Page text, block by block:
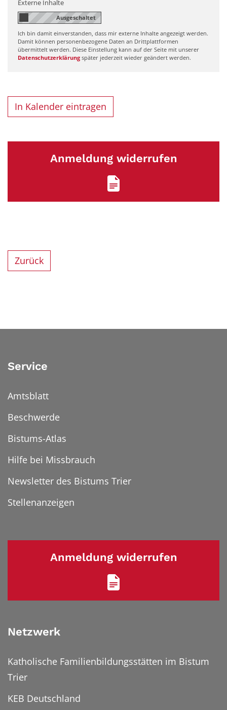
Externe Inhalte
Ich bin damit einverstanden, dass mir externe Inhalte angezeigt werden.
Damit können personenbezogene Daten an Drittplattformen
übermittelt werden. Diese Einstellung kann auf der Seite mit unserer
Datenschutzerklärung später jederzeit wieder geändert werden.
In Kalender eintragen
Anmeldung widerrufen
Zurück
Service
Amtsblatt
Beschwerde
Bistums-Atlas
Hilfe bei Missbrauch
Newsletter des Bistums Trier
Stellenanzeigen
Anmeldung widerrufen
Netzwerk
Katholische Familienbildungsstätten im Bistum
Trier
KEB Deutschland